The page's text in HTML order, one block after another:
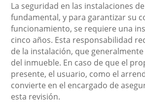
La seguridad en las instalaciones
fundamental, y para garantizar su
funcionamiento, se requiere una
cinco años. Esta responsabilidad
de la instalación, que
del inmueble. En caso de que el
presente, el usuario, como el
convierte en el encargado de
esta revisión.